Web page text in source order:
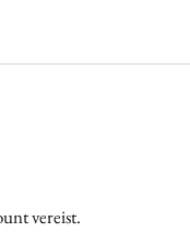
vereist.